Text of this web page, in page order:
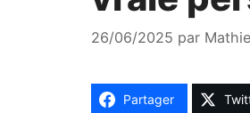
26/06/2025 par
Partager